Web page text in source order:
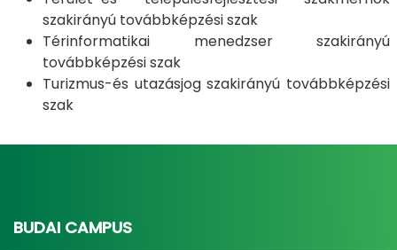
szakirányú továbbképzési szak
Térinformatikai menedzser szakirányú
továbbképzési szak
Turizmus-és utazásjog szakirányú továbbképzési
szak
BUDAI CAMPUS